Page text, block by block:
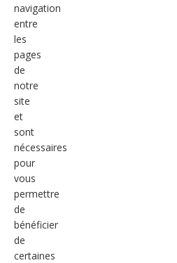
navigation
entre
les
pages
de
notre
site
et
sont
nécessaires
pour
vous
permettre
de
bénéficier
de
certaines